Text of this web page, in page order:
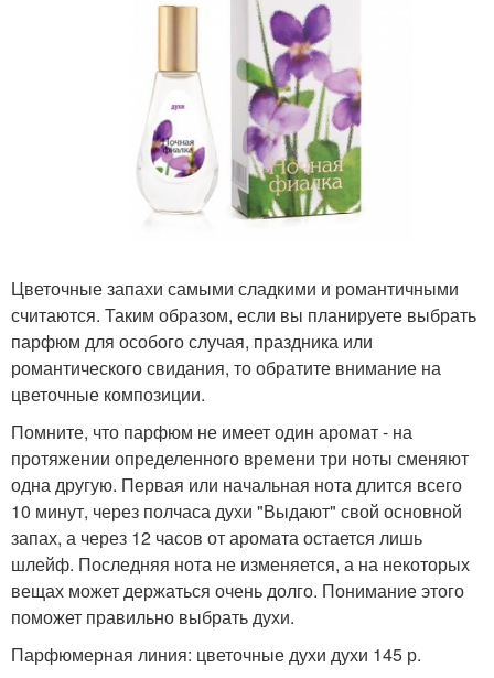
Цветочные запахи самыми сладкими и романтичными
считаются. Таким образом, если вы планируете выбрать
парфюм для особого случая, праздника или
романтического свидания, то обратите внимание на
цветочные композиции.
Помните, что парфюм не имеет один аромат - на
протяжении определенного времени три ноты сменяют
одна другую. Первая или начальная нота длится всего
10 минут, через полчаса духи "Выдают" свой основной
запах, а через 12 часов от аромата остается лишь
шлейф. Последняя нота не изменяется, а на некоторых
вещах может держаться очень долго. Понимание этого
поможет правильно выбрать духи.
Парфюмерная линия: цветочные духи духи 145 р.